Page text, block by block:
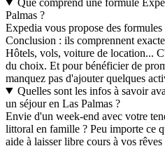
Palmas ?
Expedia vous propose des
Conclusion : ils comprennent
Hôtels, vols, voiture de location...
du choix. Et pour bénéficier de
manquez pas d'ajouter quelques
Quelles sont les infos à savoir
un séjour en Las Palmas ?
Envie d'un week-end avec votre
littoral en famille ? Peu importe ce
aide à laisser libre cours à vos